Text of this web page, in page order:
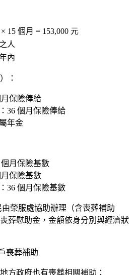
15 個月 = 153,000 元
人
內
：
保險俸給
36 個月保險俸給
年金
月保險基數
保險基數
36 個月保險基數
榮服處協助辦理（含喪葬補助
葬慰助金，金額依身分別與經濟狀
喪葬補助
方政府也有喪葬相關補助：